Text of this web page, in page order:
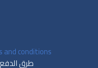
and conditions
طرق الدفع